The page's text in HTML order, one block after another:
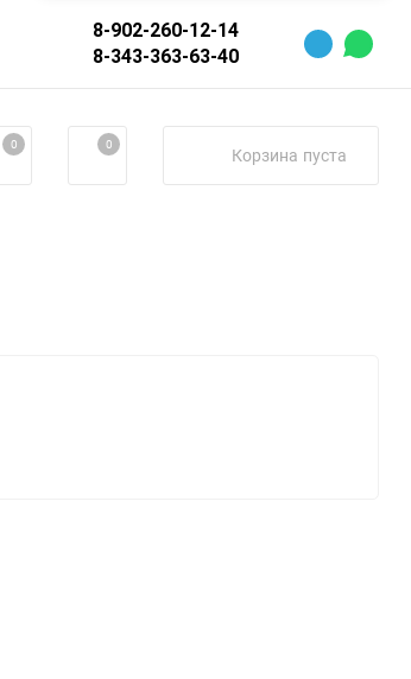
8-902-260-12-14
8-343-363-63-40
0 0 Корзина пуста